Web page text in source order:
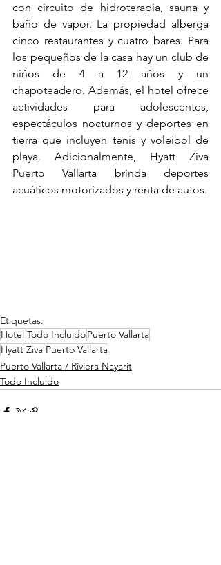
con circuito de hidroterapia, sauna y
baño de vapor. La propiedad alberga
cinco restaurantes y cuatro bares. Para
los pequeños de la casa hay un club de
niños de 4 a 12 años y un
chapoteadero. Además, el hotel ofrece
actividades para adolescentes,
espectáculos nocturnos y deportes en
tierra que incluyen tenis y voleibol de
playa. Adicionalmente, Hyatt Ziva
Puerto Vallarta brinda deportes
acuáticos motorizados y renta de autos.
Etiquetas:
Hotel Todo IncluidoPuerto Vallarta
Hyatt Ziva Puerto Vallarta
Puerto Vallarta / Riviera Nayarit
Todo Incluido